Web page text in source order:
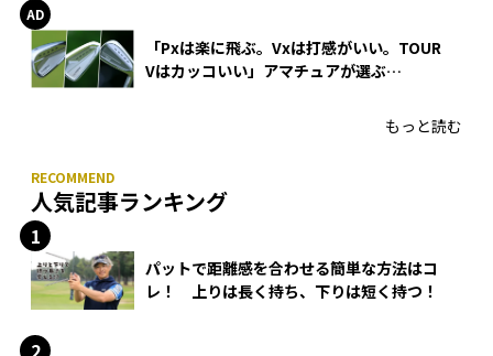
「Pxは楽に飛ぶ。Vxは打感がいい。TOUR
Vはカッコいい」アマチュアが選ぶ
もっと読む
人気記事ランキング
パットで距離感を合わせる簡単な方法はコ
レ！ 上りは長く持ち、下りは短く持つ！